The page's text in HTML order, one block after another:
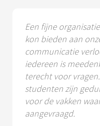
Een fijne
kon bieden aan
communicatie
iedereen is
terecht voor
studenten zijn
voor de vakken
aangevraagd.